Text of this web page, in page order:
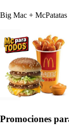
Big Mac + McPatatas
Promociones